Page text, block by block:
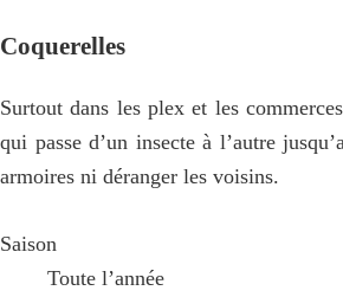
Coquerelles
Surtout dans les plex et les
qui passe d’un insecte à l’autre
armoires ni déranger les voisins.
Saison
Toute l’année